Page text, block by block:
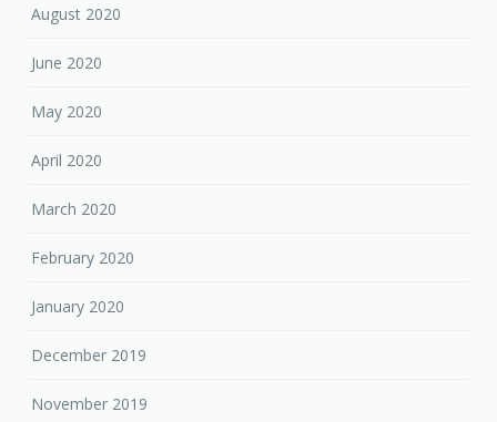
August 2020
June 2020
May 2020
April 2020
March 2020
February 2020
January 2020
December 2019
November 2019